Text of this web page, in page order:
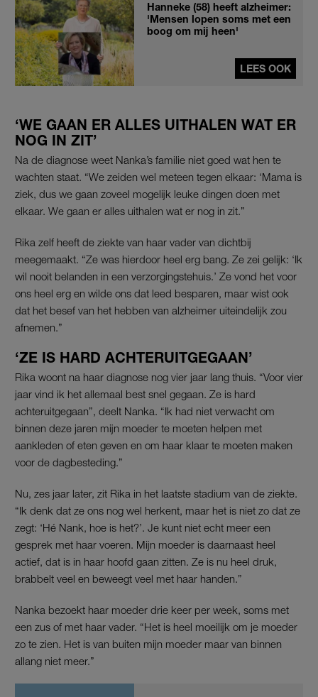
Hanneke (58) heeft alzheimer:
'Mensen lopen soms met een
boog om mij heen'
LEES OOK
‘WE GAAN ER ALLES UITHALEN WAT ER
NOG IN ZIT’
Na de diagnose weet Nanka’s familie niet goed wat hen te
wachten staat. “We zeiden wel meteen tegen elkaar: ‘Mama is
ziek, dus we gaan zoveel mogelijk leuke dingen doen met
elkaar. We gaan er alles uithalen wat er nog in zit.”
Rika zelf heeft de ziekte van haar vader van dichtbij
meegemaakt. “Ze was hierdoor heel erg bang. Ze zei gelijk: ‘Ik
wil nooit belanden in een verzorgingstehuis.’ Ze vond het voor
ons heel erg en wilde ons dat leed besparen, maar wist ook
dat het besef van het hebben van alzheimer uiteindelijk zou
afnemen.”
‘ZE IS HARD ACHTERUITGEGAAN’
Rika woont na haar diagnose nog vier jaar lang thuis. “Voor vier
jaar vind ik het allemaal best snel gegaan. Ze is hard
achteruitgegaan”, deelt Nanka. “Ik had niet verwacht om
binnen deze jaren mijn moeder te moeten helpen met
aankleden of eten geven en om haar klaar te moeten maken
voor de dagbesteding.”
Nu, zes jaar later, zit Rika in het laatste stadium van de ziekte.
“Ik denk dat ze ons nog wel herkent, maar het is niet zo dat ze
zegt: ‘Hé Nank, hoe is het?’. Je kunt niet echt meer een
gesprek met haar voeren. Mijn moeder is daarnaast heel
actief, dat is in haar hoofd gaan zitten. Ze is nu heel druk,
brabbelt veel en beweegt veel met haar handen.”
Nanka bezoekt haar moeder drie keer per week, soms met
een zus of met haar vader. “Het is heel moeilijk om je moeder
zo te zien. Het is van buiten mijn moeder maar van binnen
allang niet meer.”